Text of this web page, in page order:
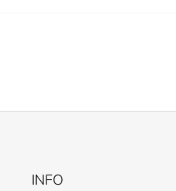
INFO